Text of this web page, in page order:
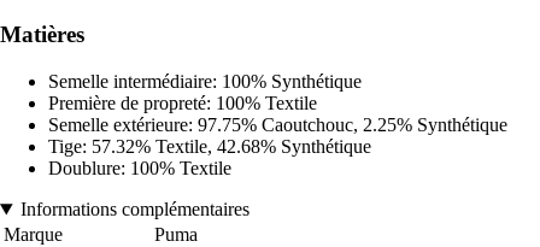
Matières
Semelle intermédiaire: 100% Synthétique
Première de propreté: 100% Textile
Semelle extérieure: 97.75% Caoutchouc, 2.25% Synthétique
Tige: 57.32% Textile, 42.68% Synthétique
Doublure: 100% Textile
Informations complémentaires
Marque
Puma